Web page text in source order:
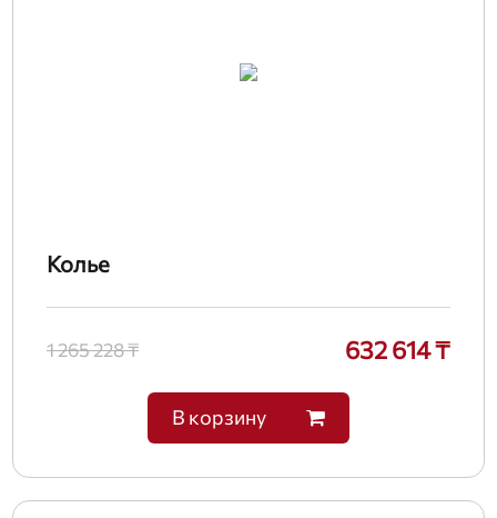
Колье
1 265 228 ₸ 632 614 ₸
В корзину